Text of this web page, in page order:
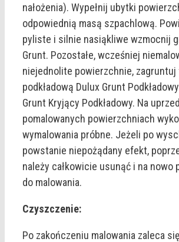
nałożenia). Wypełnij ubytki
odpowiednią masą szpachlową.
pyliste i silnie nasiąkliwe wzmocnij
Grunt. Pozostałe, wcześniej
niejednolite powierzchnie, zagruntuj
podkładową Dulux Grunt
Grunt Kryjący Podkładowy. Na
pomalowanych powierzchniach
wymalowania próbne. Jeżeli po
powstanie niepożądany efekt,
należy całkowicie usunąć i na nowo
do malowania.
Czyszczenie:
Po zakończeniu malowania zaleca